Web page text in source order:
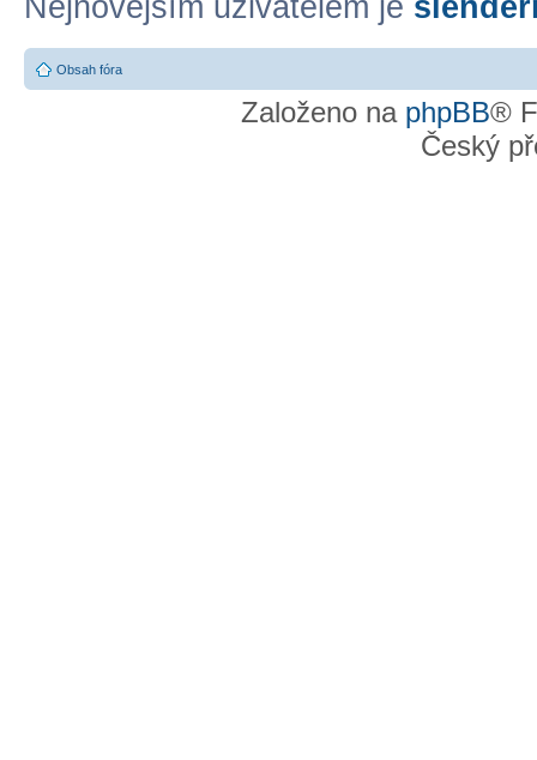
Nejnovějším uživatelem je
Obsah fóra
Založeno na phpBB®
Český